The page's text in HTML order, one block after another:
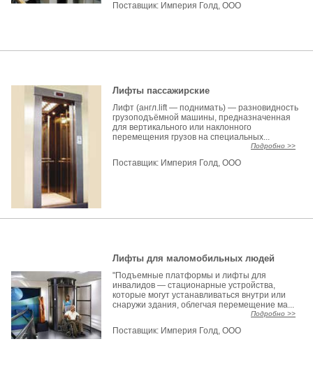
Поставщик: Империя Голд, ООО
Лифты пассажирские
Лифт (англ.lift — поднимать) — разновидность
грузоподъёмной машины, предназначенная
для вертикального или наклонного
перемещения грузов на специальных...
Подробно >>
Поставщик: Империя Голд, ООО
Лифты для маломобильных людей
"Подъемные платформы и лифты для
инвалидов — стационарные устройства,
которые могут устанавливаться внутри или
снаружи здания, облегчая перемещение ма...
Подробно >>
Поставщик: Империя Голд, ООО